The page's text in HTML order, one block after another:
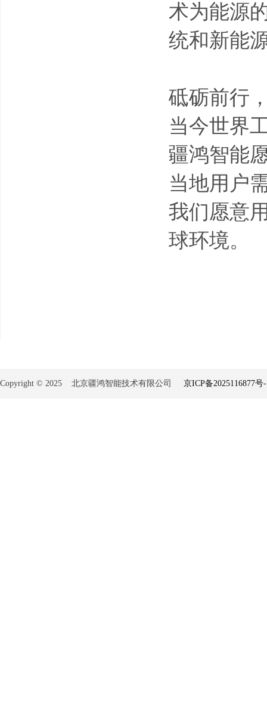
术为能源
统和新能
砥砺前行
当今世界
疆鸿智能
当地用户
我们愿意
球环境。
Copyright © 2025 北京疆鸿智能技术有限公司 京ICP备2025116877号